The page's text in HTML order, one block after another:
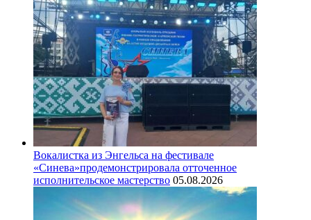
Вокалистка из Энгельса на фестивале
«Синева»продемонстрировала отточенное
исполнительское мастерство 05.08.2026